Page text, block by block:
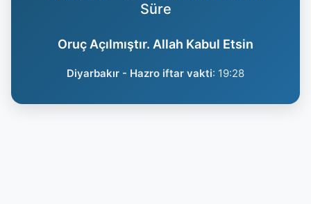
Süre
Oruç Açılmıştır. Allah Kabul Etsin
Diyarbakır - Hazro iftar vakti: 19:28